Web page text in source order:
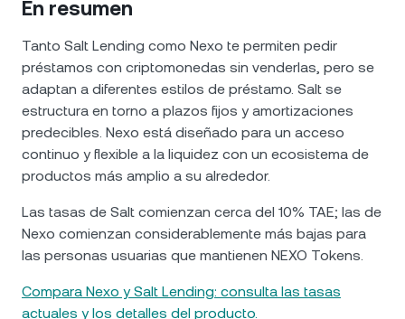
En resumen
Tanto Salt Lending como Nexo te permiten pedir
préstamos con criptomonedas sin venderlas, pero se
adaptan a diferentes estilos de préstamo. Salt se
estructura en torno a plazos fijos y amortizaciones
predecibles. Nexo está diseñado para un acceso
continuo y flexible a la liquidez con un ecosistema de
productos más amplio a su alrededor.
Las tasas de Salt comienzan cerca del 10% TAE; las de
Nexo comienzan considerablemente más bajas para
las personas usuarias que mantienen NEXO Tokens.
Compara Nexo y Salt Lending: consulta las tasas
actuales y los detalles del producto.